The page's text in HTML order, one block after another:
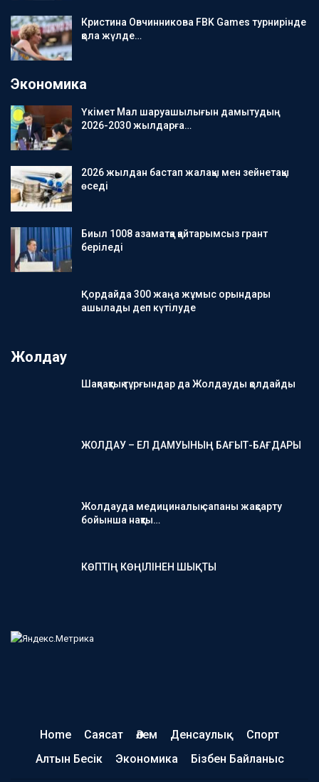
Кристина Овчинникова FBK Games турнирінде
қола жүлде…
Экономика
Үкімет Мал шаруашылығын дамытудың
2026-2030 жылдарға…
2026 жылдан бастап жалақы мен зейнетақы
өседі
Биыл 1008 азаматқа қайтарымсыз грант
беріледі
Қордайда 300 жаңа жұмыс орындары
ашылады деп күтілуде
Жолдау
Шақпақтық тұрғындар да Жолдауды қолдайды
ЖОЛДАУ – ЕЛ ДАМУЫНЫҢ БАҒЫТ-БАҒДАРЫ
Жолдауда медициналық сапаны жақсарту
бойынша нақты…
КӨПТІҢ КӨҢІЛІНЕН ШЫҚТЫ
Home Саясат Әлем Денсаулық
Спорт
Алтын Бесік
Экономика Бізбен Байланыс